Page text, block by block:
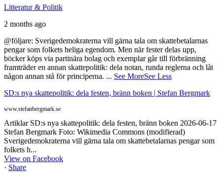
Litteratur & Politik
2 months ago
@följare: Sverigedemokraterna vill gärna tala om skattebetalarnas
pengar som folkets heliga egendom. Men när fester delas upp,
böcker köps via partinära bolag och exemplar går till förbränning
framträder en annan skattepolitik: dela notan, runda reglerna och låt
någon annan stå för principerna. ... See MoreSee Less
SD:s nya skattepolitik: dela festen, bränn boken | Stefan Bergmark
www.stefanbergmark.se
Artiklar SD:s nya skattepolitik: dela festen, bränn boken 2026-06-17
Stefan Bergmark Foto: Wikimedia Commons (modifierad)
Sverigedemokraterna vill gärna tala om skattebetalarnas pengar som
folkets h...
View on Facebook
· Share